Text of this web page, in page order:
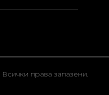
Всички права запазени.